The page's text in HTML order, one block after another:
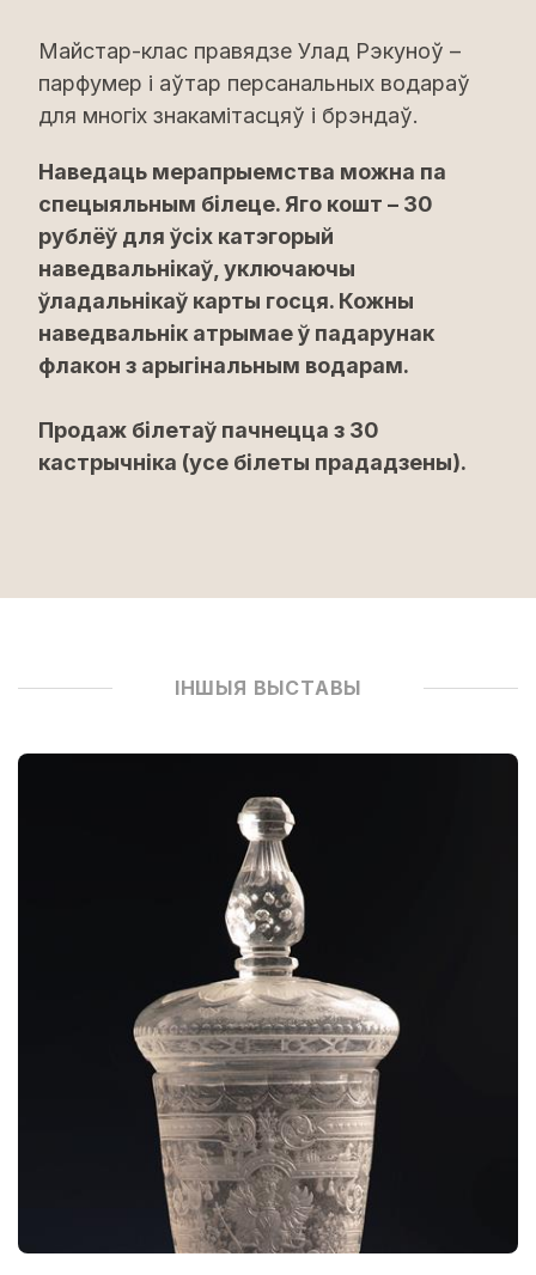
Майстар-клас правядзе Улад Рэкуноў –
парфумер і аўтар персанальных водараў
для многіх знакамітасцяў і брэндаў.
Наведаць мерапрыемства можна па
спецыяльным білеце. Яго кошт – 30
рублёў для ўсіх катэгорый
наведвальнікаў, уключаючы
ўладальнікаў карты госця. Кожны
наведвальнік атрымае ў падарунак
флакон з арыгінальным водарам.
Продаж білетаў пачнецца з 30
кастрычніка (усе білеты прададзены).
ІНШЫЯ ВЫСТАВЫ